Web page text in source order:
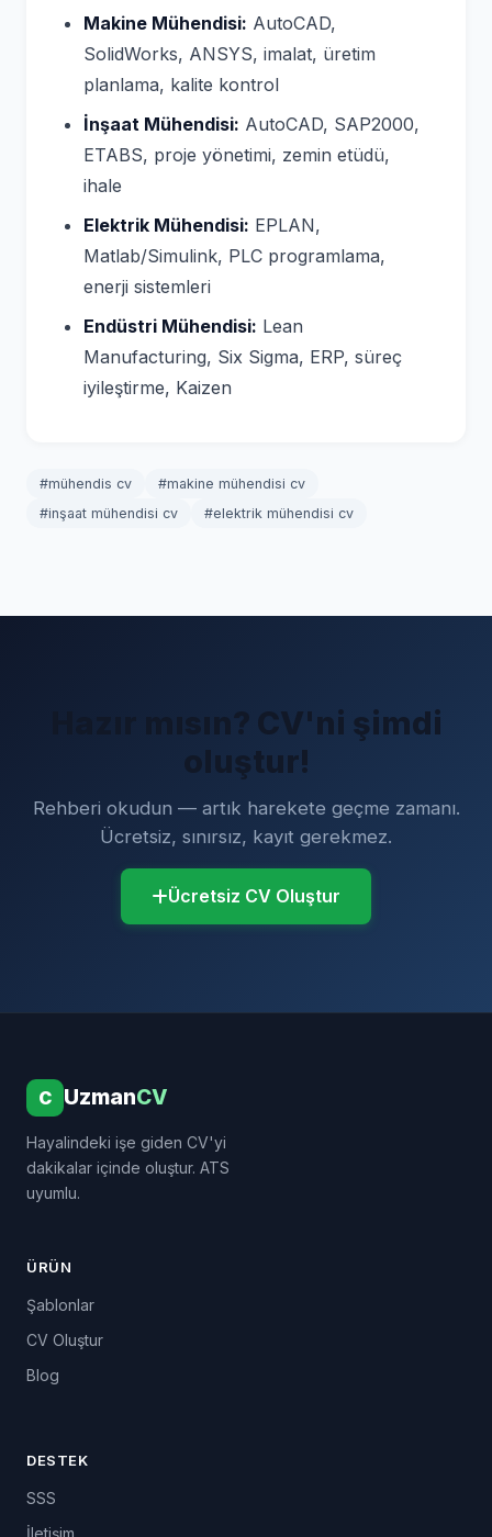
Makine Mühendisi: AutoCAD,
SolidWorks, ANSYS, imalat, üretim
planlama, kalite kontrol
İnşaat Mühendisi: AutoCAD, SAP2000,
ETABS, proje yönetimi, zemin etüdü,
ihale
Elektrik Mühendisi: EPLAN,
Matlab/Simulink, PLC programlama,
enerji sistemleri
Endüstri Mühendisi: Lean
Manufacturing, Six Sigma, ERP, süreç
iyileştirme, Kaizen
#mühendis cv
#makine mühendisi cv
#inşaat mühendisi cv
#elektrik mühendisi cv
Hazır mısın? CV'ni şimdi
oluştur!
Rehberi okudun — artık harekete geçme zamanı.
Ücretsiz, sınırsız, kayıt gerekmez.
Ücretsiz CV Oluştur
C UzmanCV
Hayalindeki işe giden CV'yi
dakikalar içinde oluştur. ATS
uyumlu.
ÜRÜN
Şablonlar
CV Oluştur
Blog
DESTEK
SSS
İletişim